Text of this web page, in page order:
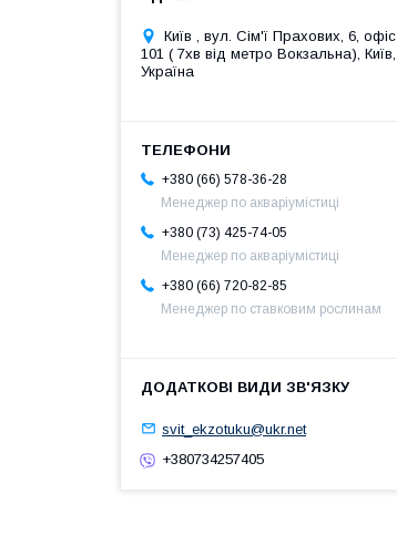
Київ , вул. Сім'ї Прахових, 6, офіс
101 ( 7хв від метро Вокзальна), Київ,
Україна
+380 (66) 578-36-28
Менеджер по акваріумістиці
+380 (73) 425-74-05
Менеджер по акваріумістиці
+380 (66) 720-82-85
Менеджер по ставковим рослинам
svit_ekzotuku@ukr.net
+380734257405